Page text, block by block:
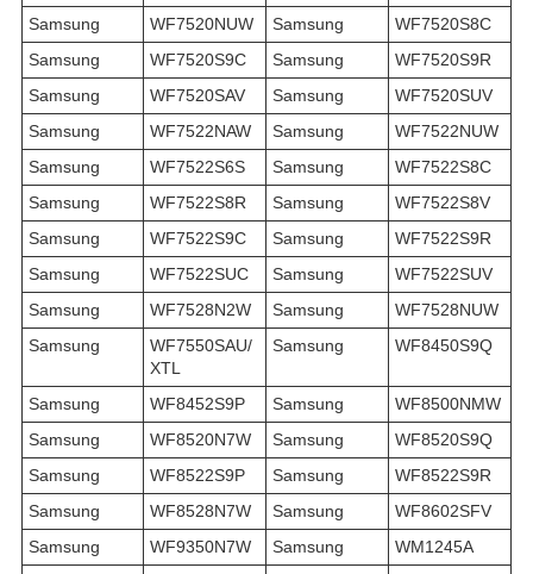
Samsung
WF7520NUW Samsung
WF7520S8C
Samsung
WF7520S9C Samsung
WF7520S9R
Samsung
WF7520SAV Samsung
WF7520SUV
Samsung
WF7522NAW Samsung
WF7522NUW
Samsung
WF7522S6S Samsung
WF7522S8C
Samsung
WF7522S8R Samsung
WF7522S8V
Samsung
WF7522S9C Samsung
WF7522S9R
Samsung
WF7522SUC Samsung
WF7522SUV
Samsung
WF7528N2W Samsung
WF7528NUW
Samsung
WF7550SAU/
XTL
Samsung WF8450S9Q
Samsung WF8452S9P Samsung
WF8500NMW
Samsung
WF8520N7W Samsung
WF8520S9Q
Samsung
WF8522S9P Samsung
WF8522S9R
Samsung
WF8528N7W Samsung
WF8602SFV
Samsung
WF9350N7W Samsung
WM1245A